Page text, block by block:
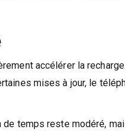
accélérer la
mises à jour, le
de temps reste modéré,